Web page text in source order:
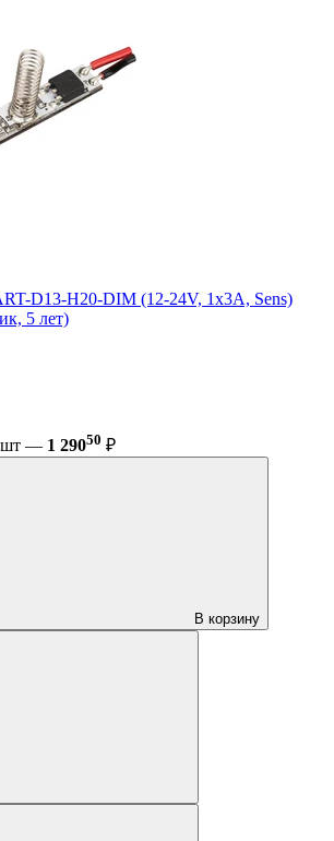
D13-H20-DIM (12-24V, 1x3A, Sens)
5 лет)
шт — 1 29050 ₽
В корзину